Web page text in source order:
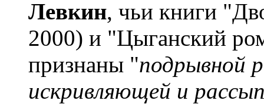
Левкин, чьи книги
2000) и "Цыганский
признаны "подрывной
искривляющей и